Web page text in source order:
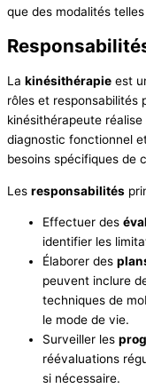
que des modalités
La kinésithérapie est
rôles et responsabilités
kinésithérapeute
diagnostic fonctionnel
besoins spécifiques de
Les responsabilités
Effectuer des
identifier les
Élaborer des
peuvent inclure
techniques de
le mode de vie.
Surveiller les
réévaluations
si nécessaire.